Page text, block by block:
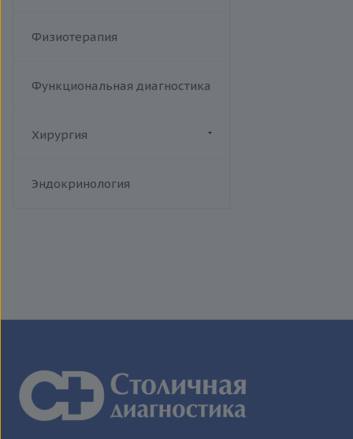
Физиотерапия
Функциональная диагностика
Хирургия
Эндокринология